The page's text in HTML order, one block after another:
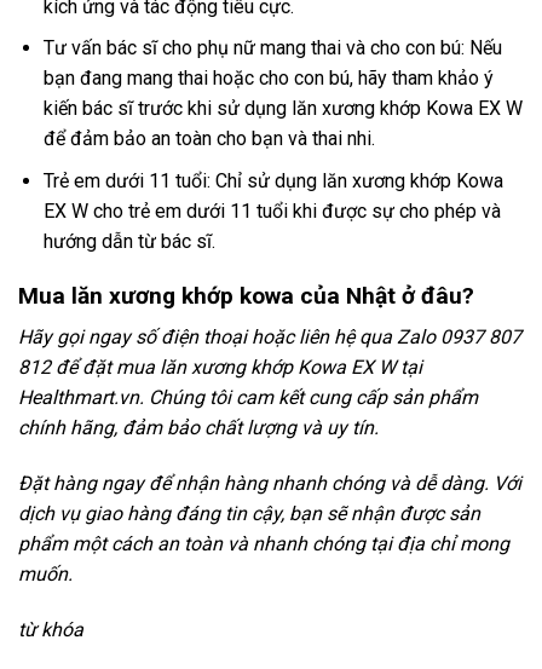
kích ứng và tác động tiêu cực.
Tư vấn bác sĩ cho phụ nữ mang thai và cho con bú: Nếu
bạn đang mang thai hoặc cho con bú, hãy tham khảo ý
kiến ​​bác sĩ trước khi sử dụng lăn xương khớp Kowa EX W
để đảm bảo an toàn cho bạn và thai nhi.
Trẻ em dưới 11 tuổi: Chỉ sử dụng lăn xương khớp Kowa
EX W cho trẻ em dưới 11 tuổi khi được sự cho phép và
hướng dẫn từ bác sĩ.
Mua lăn xương khớp kowa của Nhật ở đâu?
Hãy gọi ngay số điện thoại hoặc liên hệ qua Zalo 0937 807
812 để đặt mua lăn xương khớp Kowa EX W tại
Healthmart.vn. Chúng tôi cam kết cung cấp sản phẩm
chính hãng, đảm bảo chất lượng và uy tín.
Đặt hàng ngay để nhận hàng nhanh chóng và dễ dàng. Với
dịch vụ giao hàng đáng tin cậy, bạn sẽ nhận được sản
phẩm một cách an toàn và nhanh chóng tại địa chỉ mong
muốn.
từ khóa